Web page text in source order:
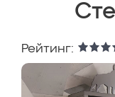
Рейтинг: